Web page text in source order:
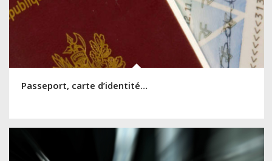
Passeport, carte d’identité…